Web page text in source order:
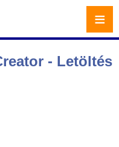
- Letöltés
≡